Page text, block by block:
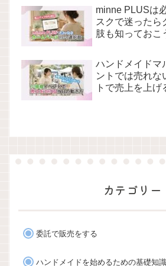
minne PLUSは
スクで迷ったら
肢も知っておこ
ハンドメイドマ
ントでは売れな
トで売上を上
カテゴリー
委託で販売をする
ハンドメイドを始めるための基礎知識